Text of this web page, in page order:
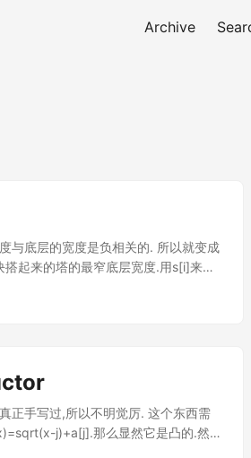
Archive
与底层的宽度是负相关的. 所以就变成
起来的塔的最窄底层宽度.用s[i]来表
- 1] - s[i - 1], j > i) s是单调的.看上去
正手写过,所以不明觉厉. 这个东西需
j)+a[j].那么显然它是凸的.然
的极值.怎么有种半平面交的变形的感